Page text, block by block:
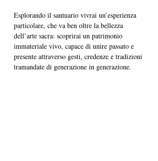
Esplorando il santuario vivrai un’esperienza
particolare, che va ben oltre la bellezza
dell’arte sacra: scoprirai un patrimonio
immateriale vivo, capace di unire passato e
presente attraverso gesti, credenze e tradizioni
tramandate di generazione in generazione.